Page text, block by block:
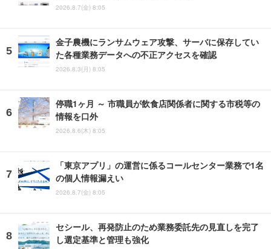
2026.8.7(金) 8:05
金子農機にランサムウェア攻撃、サーバに保存してい
た各種業務データへの不正アクセスを確認
2026.8.3(月) 8:05
停職1ヶ月 ～ 市職員が飲食店関係者に関する市税等の
情報を口外
2026.8.6(木) 8:05
「東京アプリ」の運営に係るコールセンター業務で1名
の個人情報漏えい
2026.8.7(金) 8:05
セシール、再発防止のため業務委託先の見直しを完了
し選定基準と管理も強化